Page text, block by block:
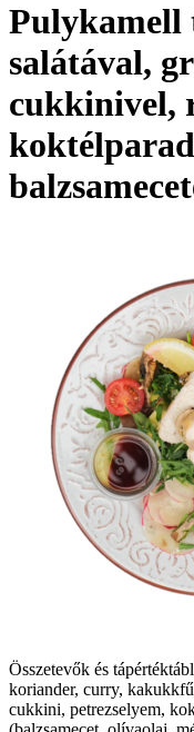
salátával,
cukkinivel,
Összetevők és
koriander, curry,
cukkini, petrezselyem,